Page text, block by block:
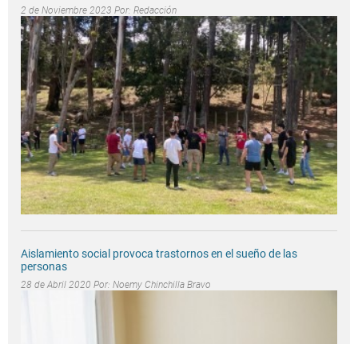
2 de Noviembre 2023 Por: Redacción
Aislamiento social provoca trastornos en el sueño de las
personas
28 de Abril 2020 Por: Noemy Chinchilla Bravo